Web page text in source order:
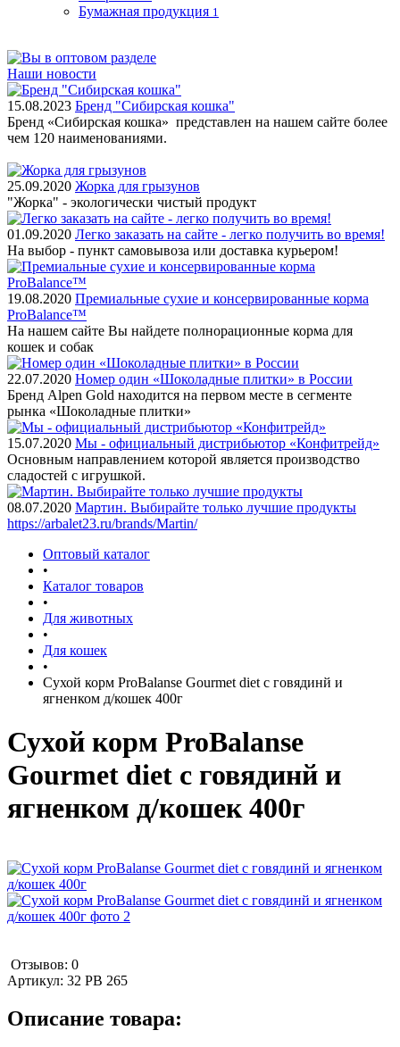
Бумажная продукция 1
Наши новости
15.08.2023 Бренд "Сибирская кошка"
Бренд «Сибирская кошка» представлен на нашем сайте более
чем 120 наименованиями.
25.09.2020 Жорка для грызунов
"Жорка" - экологически чистый продукт
01.09.2020 Легко заказать на сайте - легко получить во время!
На выбор - пункт самовывоза или доставка курьером!
19.08.2020 Премиальные сухие и консервированные корма
ProBalance™
На нашем сайте Вы найдете полнорационные корма для
кошек и собак
22.07.2020 Номер один «Шоколадные плитки» в России
Бренд Alpen Gold находится на первом месте в сегменте
рынка «Шоколадные плитки»
15.07.2020 Мы - официальный дистрибьютор «Конфитрейд»
Основным направлением которой является производство
сладостей с игрушкой.
08.07.2020 Мартин. Выбирайте только лучшие продукты
https://arbalet23.ru/brands/Martin/
Оптовый каталог
•
Каталог товаров
•
Для животных
•
Для кошек
•
Сухой корм ProBalanse Gourmet diet с говядинй и
ягненком д/кошек 400г
Сухой корм ProBalanse
Gourmet diet с говядинй и
ягненком д/кошек 400г
Отзывов: 0
Артикул: 32 PB 265
Описание товара: